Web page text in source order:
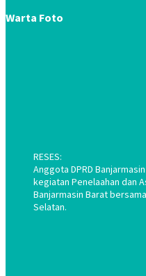
Warta Foto
RESES:
Anggota DPRD
kegiatan Penelaahan dan
Banjarmasin Barat
Selatan.